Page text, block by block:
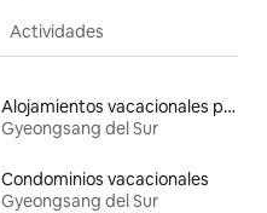
Actividades
Alojamientos vacacionales para familias
Gyeongsang del Sur
Condominios vacacionales
Gyeongsang del Sur